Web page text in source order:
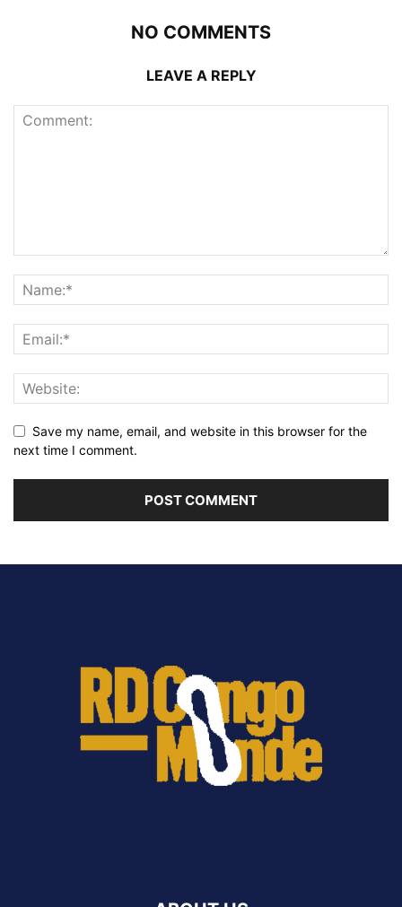
NO COMMENTS
LEAVE A REPLY
Save my name, email, and website in this browser for the
next time I comment.